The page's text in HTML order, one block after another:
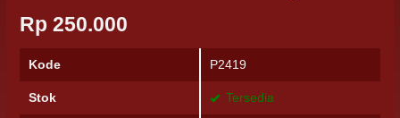
Rp 250.000
Kode P2419
Stok Tersedia